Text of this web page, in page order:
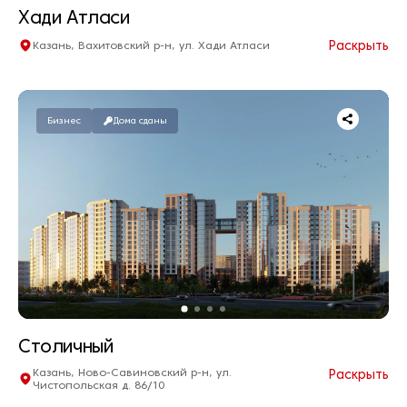
Хади Атласи
Казань, Вахитовский р-н, ул. Хади Атласи
Раскрыть
Дом сдан
Бизнес Дома сданы
Столичный
Казань, Ново-Савиновский р-н, ул.
Чистопольская д. 86/10
Раскрыть